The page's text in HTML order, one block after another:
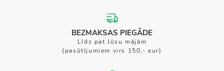
BEZMAKSAS PIEGĀDE
Līdz pat Jūsu mājām
(pasūtījumiem virs 150,- eur)